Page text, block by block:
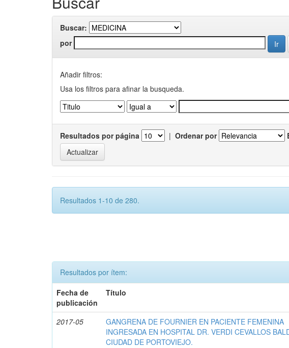
Buscar:
por
Añadir filtros:
Usa los filtros para afinar la busqueda.
Resultados por página | Ordenar por
Resultados 1-10 de 280.
Resultados por ítem:
Fecha de
publicación
Título
2017-05
GANGRENA DE FOURNIER EN PACIENTE FEMENINA
INGRESADA EN HOSPITAL DR. VERDI CEVALLOS
CIUDAD DE PORTOVIEJO.